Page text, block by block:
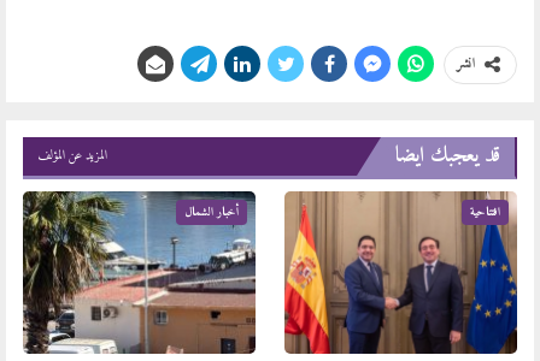
انشر
قد يعجبك ايضا المزيد عن المؤلف
افتتاحية أخبار الشمال